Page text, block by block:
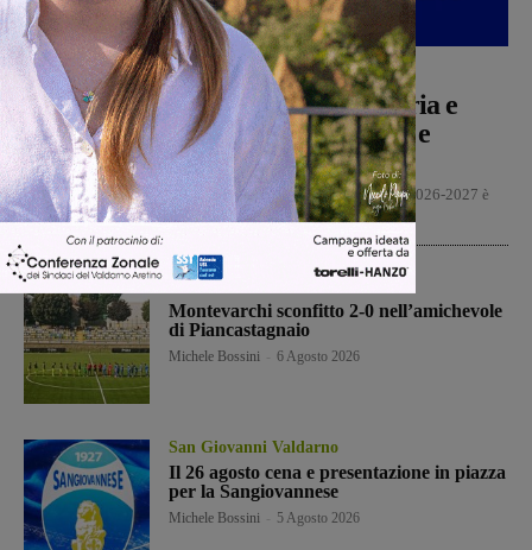
Calcio Michele Bossini -6 Agosto 2026
Da Toscana, Emilia Romgna, Umbria e
Lazio le avversarie di Montevarchi e
Terranuova Traiana
La composizione dei nove gironi del campionato di serie D 2026-2027 è
stata svelata oggi alle 13 in diretta...
Calcio
Montevarchi sconfitto 2-0 nell’amichevole
di Piancastagnaio
Michele Bossini 6 Agosto 2026
San Giovanni Valdarno
Il 26 agosto cena e presentazione in piazza
per la Sangiovannese
Michele Bossini 5 Agosto 2026